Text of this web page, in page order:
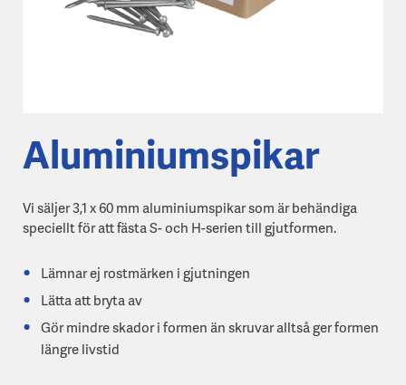
Aluminiumspikar
Vi säljer 3,1 x 60 mm aluminiumspikar som är behändiga
speciellt för att fästa S- och H-serien till gjutformen.
Lämnar ej rostmärken i gjutningen
Lätta att bryta av
Gör mindre skador i formen än skruvar alltså ger formen
längre livstid